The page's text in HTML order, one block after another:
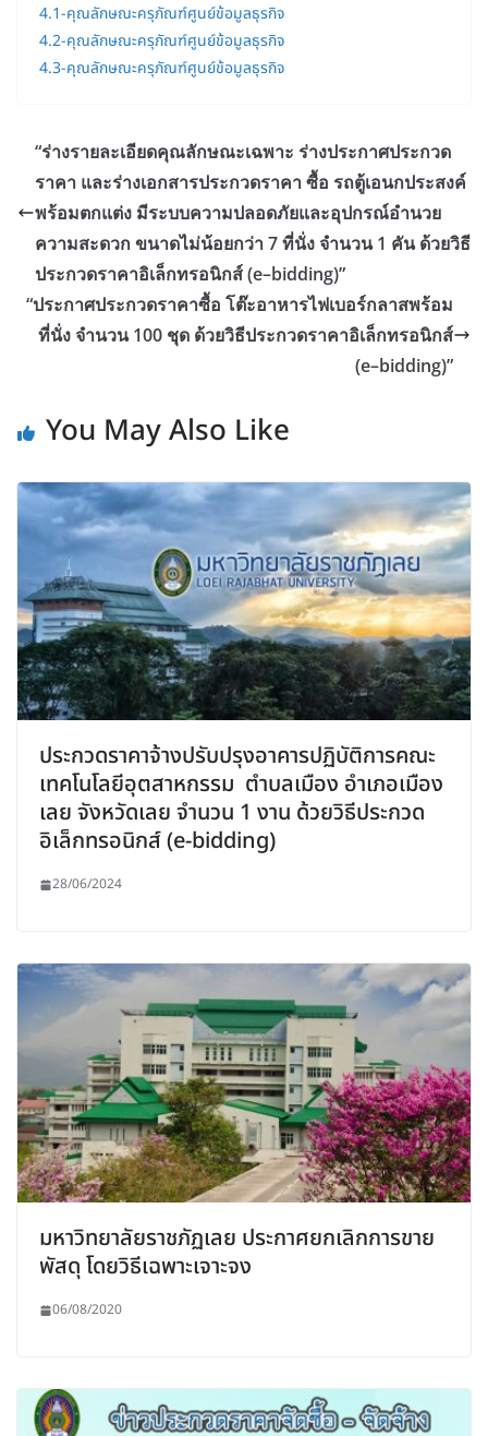
4.1-คุณลักษณะครุภัณฑ์ศูนย์ข้อมูลธุรกิจ
4.2-คุณลักษณะครุภัณฑ์ศูนย์ข้อมูลธุรกิจ
4.3-คุณลักษณะครุภัณฑ์ศูนย์ข้อมูลธุรกิจ
“ร่างรายละเอียดคุณลักษณะเฉพาะ ร่างประกาศประกวด
ราคา และร่างเอกสารประกวดราคา ซื้อ รถตู้เอนกประสงค์
พร้อมตกแต่ง มีระบบความปลอดภัยและอุปกรณ์อำนวย
ความสะดวก ขนาดไม่น้อยกว่า 7 ที่นั่ง จำนวน 1 คัน ด้วยวิธี
ประกวดราคาอิเล็กทรอนิกส์ (e–bidding)”
“ประกาศประกวดราคาซื้อ โต๊ะอาหารไฟเบอร์กลาสพร้อม
ที่นั่ง จำนวน 100 ชุด ด้วยวิธีประกวดราคาอิเล็กทรอนิกส์
(e–bidding)”
You May Also Like
ประกวดราคาจ้างปรับปรุงอาคารปฏิบัติการคณะ
เทคโนโลยีอุตสาหกรรม ตำบลเมือง อำเภอเมือง
เลย จังหวัดเลย จำนวน 1 งาน ด้วยวิธีประกวด
อิเล็กทรอนิกส์ (e-bidding)
28/06/2024
มหาวิทยาลัยราชภัฏเลย ประกาศยกเลิกการขาย
พัสดุ โดยวิธีเฉพาะเจาะจง
06/08/2020